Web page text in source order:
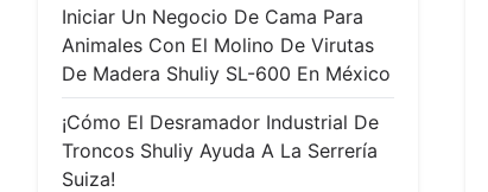
Iniciar Un Negocio De Cama Para
Animales Con El Molino De Virutas
De Madera Shuliy SL-600 En México
¡Cómo El Desramador Industrial De
Troncos Shuliy Ayuda A La Serrería
Suiza!